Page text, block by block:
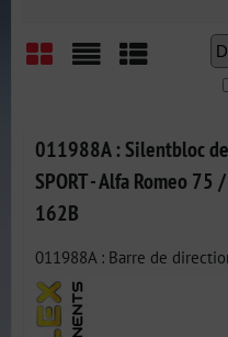
011988A : Silentbloc
SPORT - Alfa Romeo
162B
011988A : Barre de